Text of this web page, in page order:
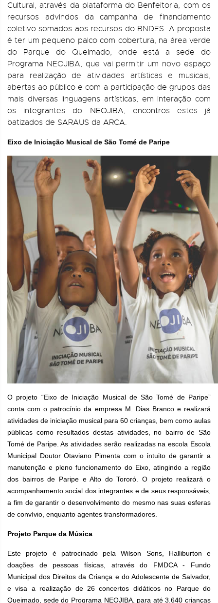
Cultural, através da plataforma do Benfeitoria, com os
recursos advindos da campanha de financiamento
coletivo somados aos recursos do BNDES. A proposta
é ter um pequeno palco com cobertura, na área verde
do Parque do Queimado, onde está a sede do
Programa NEOJIBA, que vai permitir um novo espaço
para realização de atividades artísticas e musicais,
abertas ao público e com a participação de grupos das
mais diversas linguagens artísticas, em interação com
os integrantes do NEOJIBA, encontros estes já
batizados de SARAUS da ARCA.
Eixo de Iniciação Musical de São Tomé de Paripe
O projeto “Eixo de Iniciação Musical de São Tomé de Paripe”
conta com o patrocínio da empresa M. Dias Branco e realizará
atividades de iniciação musical para 60 crianças, bem como aulas
públicas como resultados destas atividades, no bairro de São
Tomé de Paripe. As atividades serão realizadas na escola Escola
Municipal Doutor Otaviano Pimenta com o intuito de garantir a
manutenção e pleno funcionamento do Eixo, atingindo a região
dos bairros de Paripe e Alto do Tororó. O projeto realizará o
acompanhamento social dos integrantes e de seus responsáveis,
a fim de garantir o desenvolvimento do mesmo nas suas esferas
de convívio, enquanto agentes transformadores.
Projeto Parque da Música
Este projeto é patrocinado pela Wilson Sons, Halliburton e
doações de pessoas físicas, através do FMDCA - Fundo
Municipal dos Direitos da Criança e do Adolescente de Salvador,
e visa a realização de 26 concertos didáticos no Parque do
Queimado, sede do Programa NEOJIBA, para até 3.640 crianças